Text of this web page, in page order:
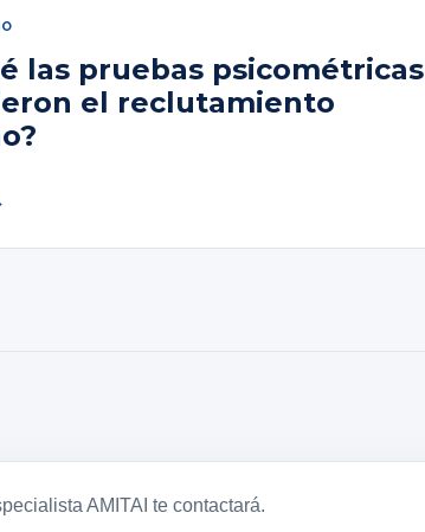
las pruebas psicométricas
el reclutamiento